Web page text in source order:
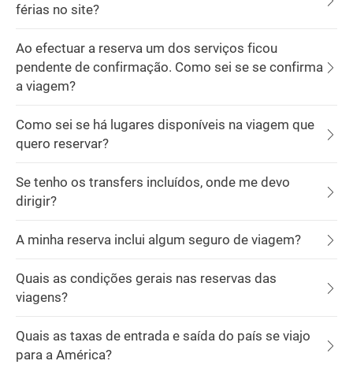
férias no site?
Ao efectuar a reserva um dos serviços ficou
pendente de confirmação. Como sei se se confirma
a viagem?
Como sei se há lugares disponíveis na viagem que
quero reservar?
Se tenho os transfers incluídos, onde me devo
dirigir?
A minha reserva inclui algum seguro de viagem?
Quais as condições gerais nas reservas das
viagens?
Quais as taxas de entrada e saída do país se viajo
para a América?